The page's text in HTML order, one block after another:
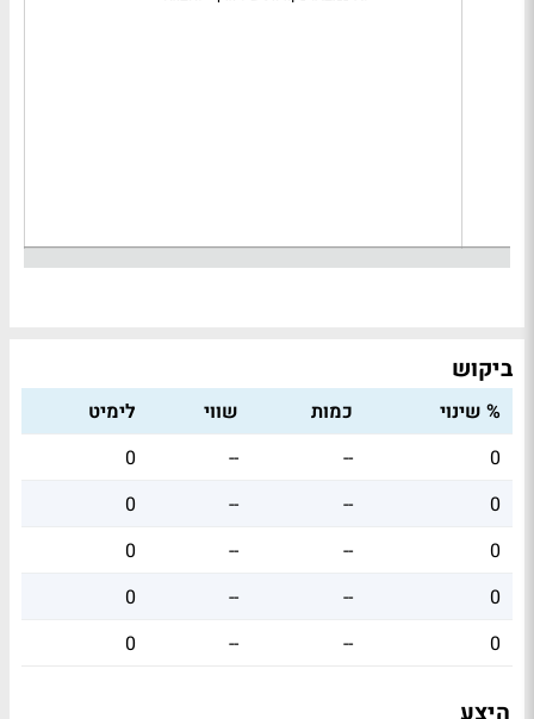
ביקוש
% שינוי כמות שווי
לימיט
0
--
--
0
0
--
--
0
0
--
--
0
0
--
--
0
0
--
--
0